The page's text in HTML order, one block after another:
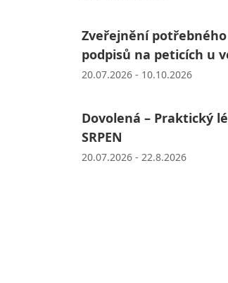
Zveřejnění
podpisů na peticích u
20.07.2026 - 10.10.2026
Dovolená – Praktický
SRPEN
20.07.2026 - 22.8.2026